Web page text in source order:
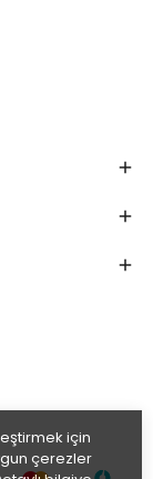
için
çerezler